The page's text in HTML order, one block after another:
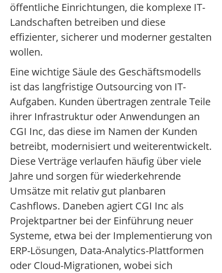
öffentliche Einrichtungen, die komplexe IT-
Landschaften betreiben und diese
effizienter, sicherer und moderner gestalten
wollen.
Eine wichtige Säule des Geschäftsmodells
ist das langfristige Outsourcing von IT-
Aufgaben. Kunden übertragen zentrale Teile
ihrer Infrastruktur oder Anwendungen an
CGI Inc, das diese im Namen der Kunden
betreibt, modernisiert und weiterentwickelt.
Diese Verträge verlaufen häufig über viele
Jahre und sorgen für wiederkehrende
Umsätze mit relativ gut planbaren
Cashflows. Daneben agiert CGI Inc als
Projektpartner bei der Einführung neuer
Systeme, etwa bei der Implementierung von
ERP-Lösungen, Data-Analytics-Plattformen
oder Cloud-Migrationen, wobei sich